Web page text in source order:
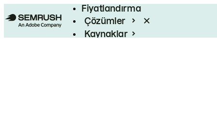
Fiyatlandırma
Çözümler
Kaynaklar